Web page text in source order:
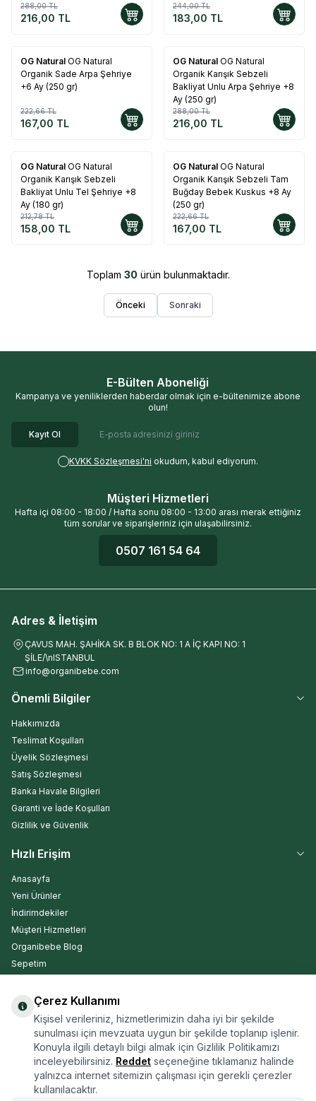
288,00TL
216,00 TL
244,00TL
183,00 TL
%25
OG Natural OG Natural
Organik Sade Arpa Şehriye
+6 Ay (250 gr)
222,66TL
167,00 TL
%25
OG Natural OG Natural
Organik Karışık Sebzeli
Bakliyat Unlu Arpa Şehriye +8
Ay (250 gr)
288,00TL
216,00 TL
%26
OG Natural OG Natural
Organik Karışık Sebzeli
Bakliyat Unlu Tel Şehriye +8
Ay (180 gr)
212,78TL
158,00 TL
%25
OG Natural OG Natural
Organik Karışık Sebzeli Tam
Buğday Bebek Kuskus +8 Ay
(250 gr)
222,66TL
167,00 TL
Toplam 30 ürün bulunmaktadır.
Önceki Sonraki
E-Bülten Aboneliği
Kampanya ve yeniliklerden haberdar olmak için e-bültenimize abone
olun!
Kayıt Ol
KVKK Sözleşmesi'ni okudum, kabul ediyorum.
Müşteri Hizmetleri
Hafta içi 08:00 - 18:00 / Hafta sonu 08:00 - 13:00 arası merak ettiğiniz
tüm sorular ve siparişleriniz için ulaşabilirsiniz.
0507 161 54 64
Adres & İletişim
ÇAVUS MAH. ŞAHİKA SK. B BLOK NO: 1 A İÇ KAPI NO: 1
ŞİLE/\nISTANBUL
info@organibebe.com
Önemli Bilgiler
Hakkımızda
Teslimat Koşulları
Üyelik Sözleşmesi
Satış Sözleşmesi
Banka Havale Bilgileri
Garanti ve İade Koşulları
Gizlilik ve Güvenlik
Hızlı Erişim
Anasayfa
Yeni Ürünler
İndirimdekiler
Müşteri Hizmetleri
Organibebe Blog
Sepetim
Kargo Takip
ARA
Çerez Kullanımı
Kişisel verileriniz, hizmetlerimizin daha iyi bir şekilde
sunulması için mevzuata uygun bir şekilde toplanıp işlenir.
Konuyla ilgili detaylı bilgi almak için Gizlilik Politikamızı
inceleyebilirsiniz. Reddet seçeneğine tıklamanız halinde
yalnızca internet sitemizin çalışması için gerekli çerezler
kullanılacaktır.